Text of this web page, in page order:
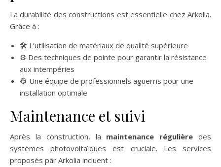
La durabilité des constructions est essentielle chez Arkolia.
Grâce à :
🛠️ L’utilisation de matériaux de qualité supérieure
⚙️ Des techniques de pointe pour garantir la résistance
aux intempéries
👷 Une équipe de professionnels aguerris pour une
installation optimale
Maintenance et suivi
Après la construction, la maintenance régulière des
systèmes photovoltaïques est cruciale. Les services
proposés par Arkolia incluent :